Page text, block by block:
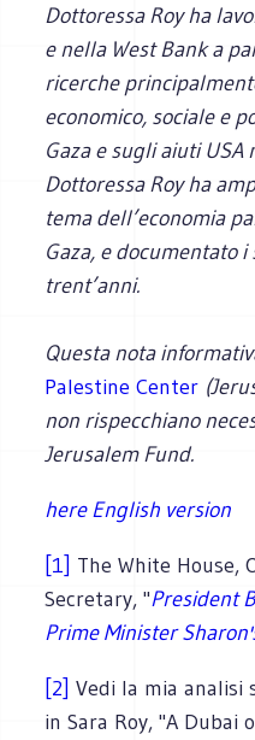
Dottoressa Roy ha
e nella West Bank a
ricerche
economico, sociale e
Gaza e sugli aiuti USA
Dottoressa Roy ha
tema dell’economia
Gaza, e documentato
trent’anni.
Questa nota
Palestine Center
non rispecchiano
Jerusalem Fund.
here English version
[1] The White House,
Secretary, "President
Prime Minister
[2] Vedi la mia analisi
in Sara Roy, "A Dubai